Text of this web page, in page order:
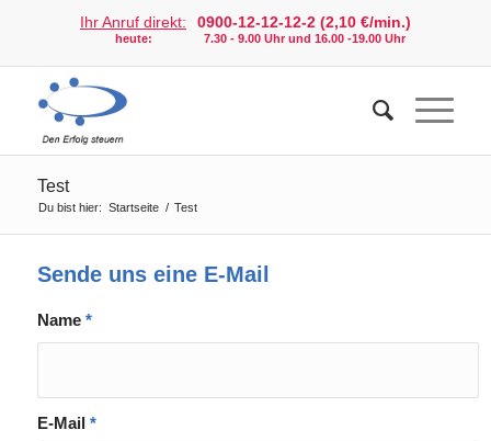
Ihr Anruf direkt: 0900-12-12-12-2 (2,10 €/min.)
heute: 7.30 - 9.00 Uhr und 16.00 -19.00 Uhr
Test
Du bist hier: Startseite / Test
Sende uns eine E-Mail
Name *
E-Mail *